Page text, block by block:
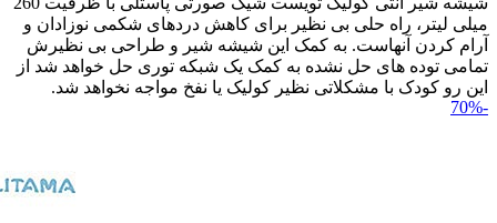
میلی لیتر، راه حلی بی نظیر برای کاهش دردهای شکمی نوزادان و
آرام کردن آنهاست. به کمک این شیشه شیر و طراحی بی نظیرش
تمامی توده های حل نشده به کمک یک شبکه توری حل خواهد شد از
این رو کودک با مشکلاتی نظیر کولیک یا نفخ مواجه نخواهد شد.
-70%